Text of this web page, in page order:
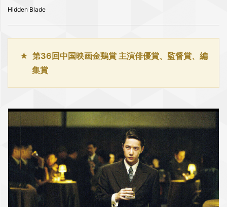
Hidden Blade
第36回中国映画金鶏賞 主演俳優賞、監督賞、編
集賞